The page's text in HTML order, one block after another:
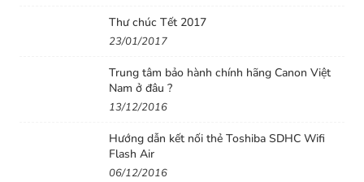
Nhẹ, gọn cho khả năng di động và thao tác tuyệt vời
Dù sử dụng hai thấu kính XA (phi cầu cực đại) chính xác
Thư chúc Tết 2017
23/01/2017
Trung tâm bảo hành chính hãng Canon Việt
Nam ở đâu ?
13/12/2016
Hướng dẫn kết nối thẻ Toshiba SDHC Wifi
Flash Air
06/12/2016